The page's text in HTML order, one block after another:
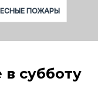
ПОЖАРЫ
субботу